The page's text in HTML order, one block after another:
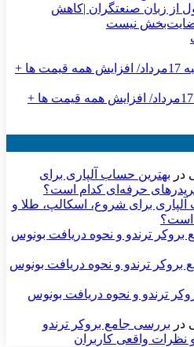
از زبان صنعتگران |کاهش
نیست
قیمت طلا و سکه امروز شنبه 17مرداد/ افزایش همه قیمت ها +
در بهترین حساب آلپاری برای
حرفه‌ای کدام است؟
برای شروع، اسکالپ، طلا و
است؟
بروکر ترندو و نحوه دریافت بونوس
بروکر ترندو و نحوه دریافت بونوس
ترندو و نحوه دریافت بونوس
در بررسی جامع بروکر ترندو